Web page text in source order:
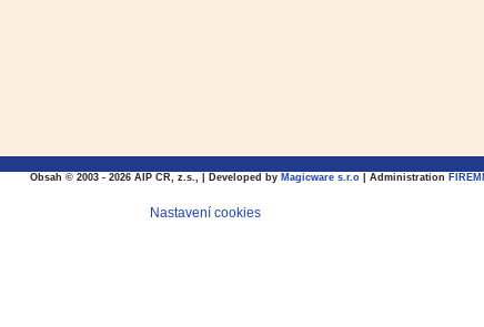
Obsah © 2003 - 2026 AIP CR, z.s., | Developed by Magicware s.r.o | Administration
Nastavení cookies